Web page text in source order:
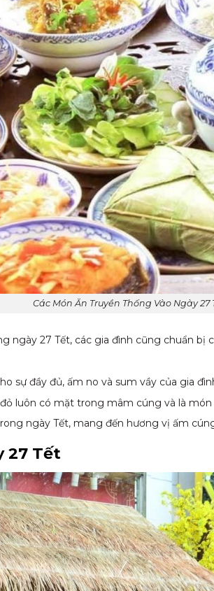
Các Món Ăn Truyền Thống Vào Ngày 27
ngày 27 Tết, các gia đình cũng chuẩn bị
sự đầy đủ, ấm no và sum vầy của gia
luôn có mặt trong mâm cúng và là
ngày Tết, mang đến hương vị ấm
27 Tết